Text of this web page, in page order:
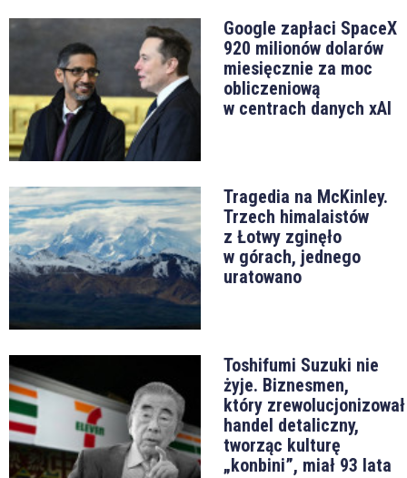
Google zapłaci SpaceX
920 milionów dolarów
miesięcznie za moc
obliczeniową
w centrach danych xAI
Tragedia na McKinley.
Trzech himalaistów
z Łotwy zginęło
w górach, jednego
uratowano
Toshifumi Suzuki nie
żyje. Biznesmen,
który zrewolucjonizował
handel detaliczny,
tworząc kulturę
„konbini”, miał 93 lata